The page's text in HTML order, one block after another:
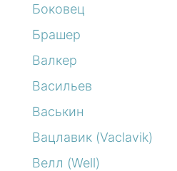
Боковец
Брашер
Валкер
Васильев
Васькин
Вацлавик (Vaclavik)
Велл (Well)